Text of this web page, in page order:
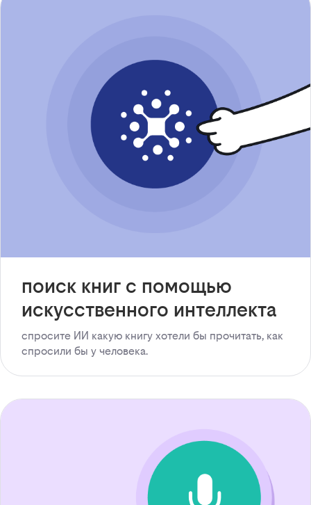
поиск книг с помощью
искусственного интеллекта
спросите ИИ какую книгу хотели бы прочитать, как
спросили бы у человека.